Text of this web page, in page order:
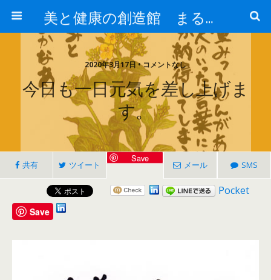
美と健康の創造館 まるとみ薬品 ぐんまの薬屋 芳さんのブログ
2020年3月17日 • コメントなし
今日も一日元気を差し上げま
す。
共有 ツイート
Save
メール SMS
Pocket
Save